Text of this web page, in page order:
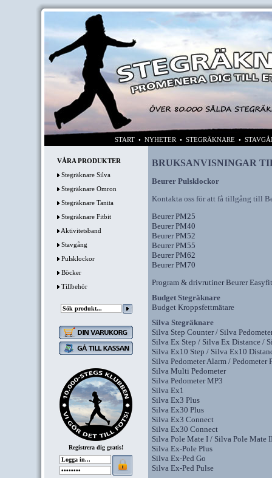
START • NYHETER • STEGRÄKNARE •
VÅRA PRODUKTER
Stegräknare Silva
Stegräknare Omron
Stegräknare Tanita
Stegräknare Fitbit
Aktivitetsband
Stavgång
Pulsklockor
Böcker
Tillbehör
Registrera dig gratis!
BRUKSANVISNINGAR
Beurer Pulsklockor
Kontakta oss för att få tillgång till
Beurer PM25
Beurer PM40
Beurer PM52
Beurer PM55
Beurer PM62
Beurer PM70
Program & drivrutiner Beurer Easyfit
Budget Stegräknare
Budget Kroppsfettmätare
Silva Stegräknare
Silva Step Counter / Silva
Silva Ex Step / Silva Ex Distance /
Silva Ex10 Step / Silva Ex10
Silva Pedometer Alarm / Pedometer
Silva Multi Pedometer
Silva Pedometer MP3
Silva Ex1
Silva Ex3 Plus
Silva Ex30 Plus
Silva Ex3 Connect
Silva Ex30 Connect
Silva Pole Mate I / Silva Pole Mate
Silva Ex-Pole Plus
Silva Ex-Ped Go
Silva Ex-Ped Pulse